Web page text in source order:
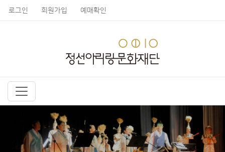
로그인 회원가입 예매확인